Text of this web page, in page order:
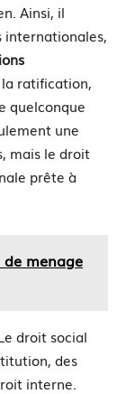
Ainsi, il
internationales,
ratification,
quelconque
une
mais le droit
prête à
menage
droit social
des
interne.